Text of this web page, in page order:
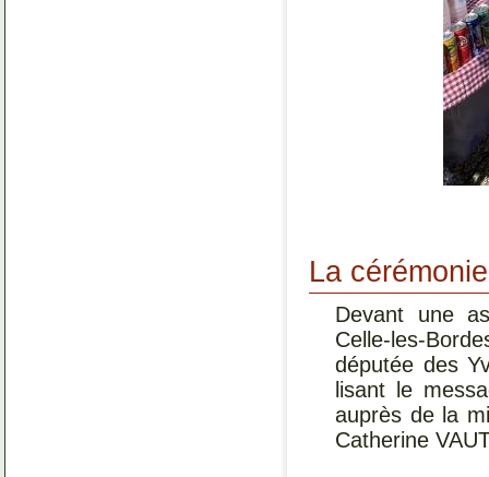
La
Devant une
Celle-les-
députée des
lisant le
auprès de la
Catherine